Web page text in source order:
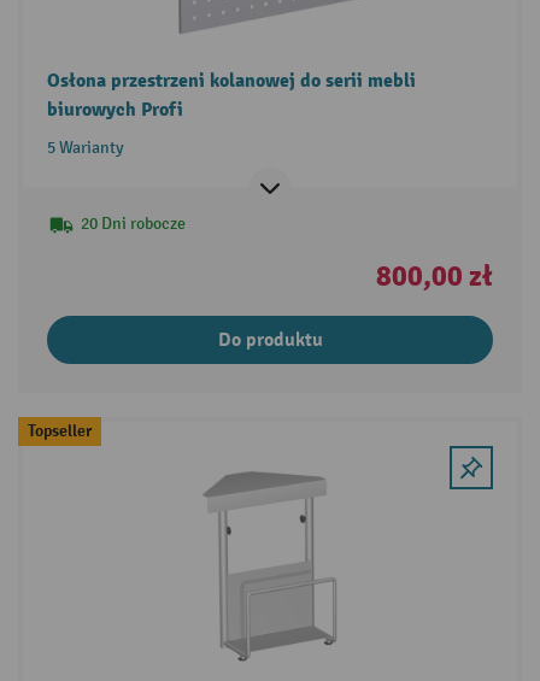
Osłona przestrzeni kolanowej do serii mebli
biurowych Profi
5 Warianty
20 Dni robocze
800,00 zł
Do produktu
Topseller